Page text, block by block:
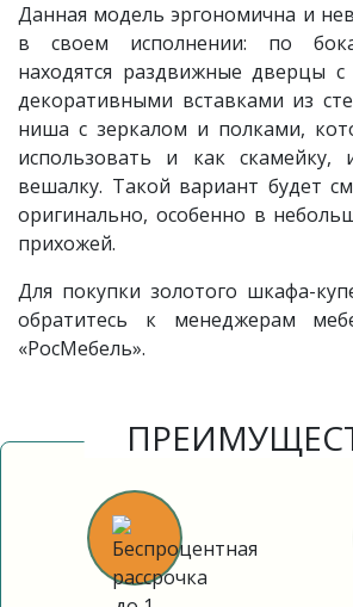
Данная модель эргономична и
в своем исполнении: по
находятся раздвижные дверцы
декоративными вставками из
ниша с зеркалом и полками,
использовать и как
вешалку. Такой вариант будет
оригинально, особенно в
прихожей.
Для покупки золотого шкафа-
обратитесь к менеджерам
«РосМебель».